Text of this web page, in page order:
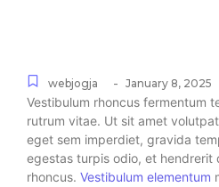
webjogja - January 8, 2025
Vestibulum rhoncus fermentum
rutrum vitae. Ut sit amet
eget sem imperdiet, gravida
egestas turpis odio, et hendrerit
rhoncus. Vestibulum elementum